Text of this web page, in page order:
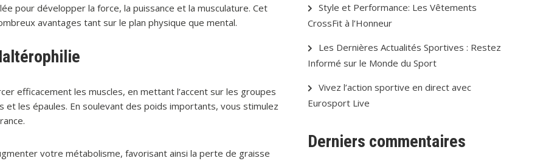
pour développer la force, la puissance et la musculature. Cet
avantages tant sur le plan physique que mental.
efficacement les muscles, en mettant l’accent sur les groupes
et les épaules. En soulevant des poids importants, vous stimulez
votre métabolisme, favorisant ainsi la perte de graisse
Style et Performance: Les Vêtements
CrossFit à l’Honneur
Les Dernières Actualités Sportives : Restez
Informé sur le Monde du Sport
Vivez l’action sportive en direct avec
Eurosport Live
Derniers commentaires